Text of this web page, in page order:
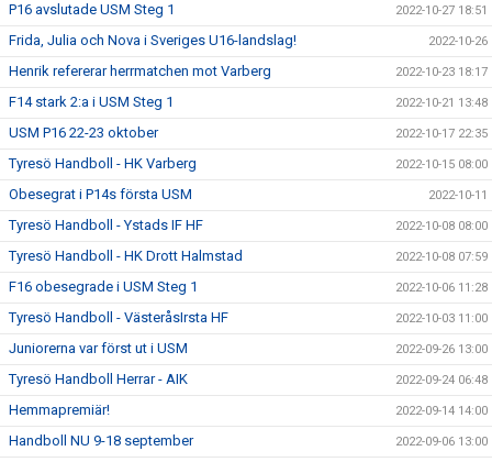
P16 avslutade USM Steg 1 2022-10-27 18:51
Frida, Julia och Nova i Sveriges U16-landslag! 2022-10-26
Henrik refererar herrmatchen mot Varberg 2022-10-23 18:17
F14 stark 2:a i USM Steg 1 2022-10-21 13:48
USM P16 22-23 oktober 2022-10-17 22:35
Tyresö Handboll - HK Varberg 2022-10-15 08:00
Obesegrat i P14s första USM 2022-10-11
Tyresö Handboll - Ystads IF HF 2022-10-08 08:00
Tyresö Handboll - HK Drott Halmstad 2022-10-08 07:59
F16 obesegrade i USM Steg 1 2022-10-06 11:28
Tyresö Handboll - VästeråsIrsta HF 2022-10-03 11:00
Juniorerna var först ut i USM 2022-09-26 13:00
Tyresö Handboll Herrar - AIK 2022-09-24 06:48
Hemmapremiär! 2022-09-14 14:00
Handboll NU 9-18 september 2022-09-06 13:00